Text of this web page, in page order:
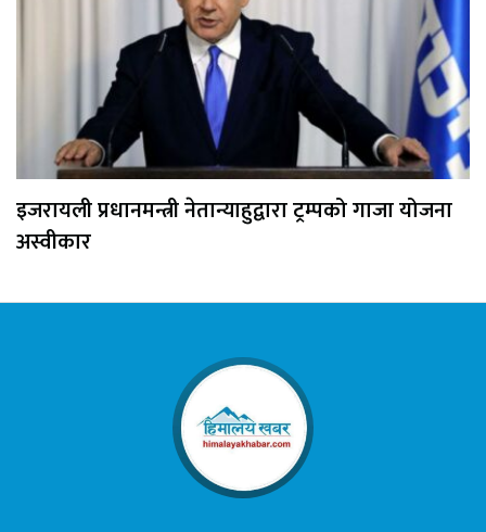
इजरायली प्रधानमन्त्री नेतान्याहुद्वारा ट्रम्पको गाजा योजना
अस्वीकार